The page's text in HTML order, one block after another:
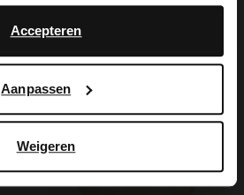
Accepteren
Aanpassen
Weigeren